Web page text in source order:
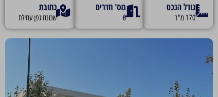
גודל הנכס
170 מ"ר
מס' חדרים
6
כתובת
שכונת גפן עתילת